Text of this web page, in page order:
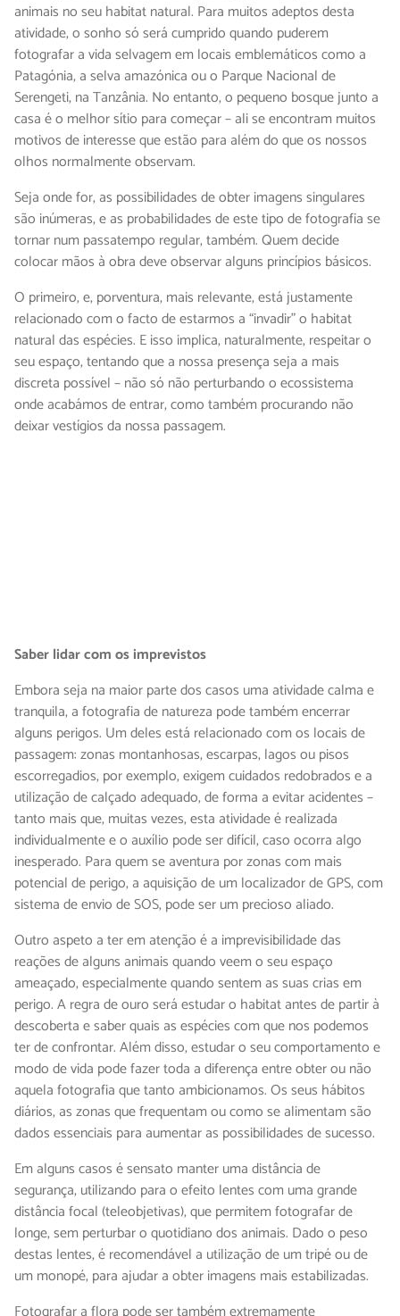
animais no seu habitat natural. Para muitos adeptos desta
atividade, o sonho só será cumprido quando puderem
fotografar a vida selvagem em locais emblemáticos como a
Patagónia, a selva amazónica ou o Parque Nacional de
Serengeti, na Tanzânia. No entanto, o pequeno bosque junto a
casa é o melhor sítio para começar – ali se encontram muitos
motivos de interesse que estão para além do que os nossos
olhos normalmente observam.
Seja onde for, as possibilidades de obter imagens singulares
são inúmeras, e as probabilidades de este tipo de fotografia se
tornar num passatempo regular, também. Quem decide
colocar mãos à obra deve observar alguns princípios básicos.
O primeiro, e, porventura, mais relevante, está justamente
relacionado com o facto de estarmos a “invadir” o habitat
natural das espécies. E isso implica, naturalmente, respeitar o
seu espaço, tentando que a nossa presença seja a mais
discreta possível – não só não perturbando o ecossistema
onde acabámos de entrar, como também procurando não
deixar vestígios da nossa passagem.
Saber lidar com os imprevistos
Embora seja na maior parte dos casos uma atividade calma e
tranquila, a fotografia de natureza pode também encerrar
alguns perigos. Um deles está relacionado com os locais de
passagem: zonas montanhosas, escarpas, lagos ou pisos
escorregadios, por exemplo, exigem cuidados redobrados e a
utilização de calçado adequado, de forma a evitar acidentes –
tanto mais que, muitas vezes, esta atividade é realizada
individualmente e o auxílio pode ser difícil, caso ocorra algo
inesperado. Para quem se aventura por zonas com mais
potencial de perigo, a aquisição de um localizador de GPS, com
sistema de envio de SOS, pode ser um precioso aliado.
Outro aspeto a ter em atenção é a imprevisibilidade das
reações de alguns animais quando veem o seu espaço
ameaçado, especialmente quando sentem as suas crias em
perigo. A regra de ouro será estudar o habitat antes de partir à
descoberta e saber quais as espécies com que nos podemos
ter de confrontar. Além disso, estudar o seu comportamento e
modo de vida pode fazer toda a diferença entre obter ou não
aquela fotografia que tanto ambicionamos. Os seus hábitos
diários, as zonas que frequentam ou como se alimentam são
dados essenciais para aumentar as possibilidades de sucesso.
Em alguns casos é sensato manter uma distância de
segurança, utilizando para o efeito lentes com uma grande
distância focal (teleobjetivas), que permitem fotografar de
longe, sem perturbar o quotidiano dos animais. Dado o peso
destas lentes, é recomendável a utilização de um tripé ou de
um monopé, para ajudar a obter imagens mais estabilizadas.